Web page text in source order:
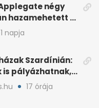
négy
hazamehetett a
de hallgatnak az
1 napja
Szardínián:
is pályázhatnak,
feltételek
17 órája